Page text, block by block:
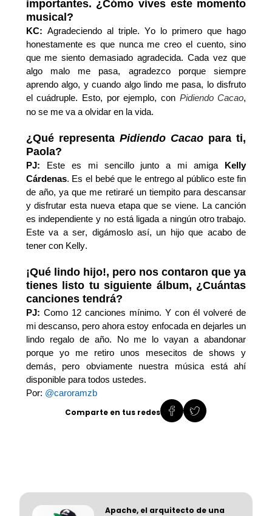
Apache, el arquitecto de una
importantes. ¿Cómo vives este momento
musical?
KC: Agradeciendo al triple. Yo lo primero que hago
honestamente es que nunca me creo el cuento, sino
que me siento demasiado agradecida. Cada vez que
algo malo me pasa, agradezco porque siempre
aprendo algo, y cuando algo lindo me pasa, lo disfruto
el cuádruple. Esto, por ejemplo, con Pidiendo Cacao,
no se me va a olvidar en la vida.
¿Qué representa Pidiendo Cacao para ti,
Paola?
PJ: Este es mi sencillo junto a mi amiga
Kelly
Cárdenas. Es el bebé que le entrego al público este fin
de año, ya que me retiraré un tiempito para descansar
y disfrutar esta nueva etapa que se viene. La canción
es independiente y no está ligada a ningún otro trabajo.
Este va a ser, digámoslo así, un hijo que acabo de
tener con Kelly.
¡Qué lindo hijo!, pero nos contaron que ya
tienes listo tu siguiente álbum, ¿Cuántas
canciones tendrá?
PJ: Como 12 canciones mínimo. Y con él volveré de
mi descanso, pero ahora estoy enfocada en dejarles un
lindo regalo de año.
No me lo vayan a abandonar
porque yo me retiro unos mesecitos de shows y
demás, pero obviamente nuestra música está ahí
disponible para todos ustedes.
Por: @caroramzb
Comparte en tus redes